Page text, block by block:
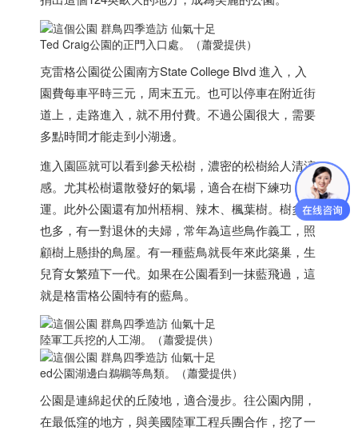
Ted Craig公園的正門入口處。（蕭愛提供）
克雷格公園從公園南方State College Blvd 進入，入
園費每車平時三元，周末五元。也可以停車在附近街
道上，走路進入，就不用付費。不過公園很大，需要
多點時間才能走到小湖邊。
進入園區就可以看到參天松樹，濃密的松樹給人清涼
感。尤其松樹還散發好的氣場，適合在樹下練功，晨
運。此外公園還有加州梧桐、辣木、楓葉樹。樹多鳥
也多，有一對退休的夫婦，常年為這些鳥作義工，照
顧樹上懸掛的鳥屋。有一種藍鳥就長年來此築巢，生
兒育女繁殖下一代。如果在公園看到一抹藍飛過，這
就是格雷格公園特有的藍鳥。
陸軍工兵挖的人工湖。（蕭愛提供）
ed公園湖邊白鵜鶘等鳥類。（蕭愛提供）
公園是連綿起伏的丘陵地，適合漫步。往公園內開，
在最低窪的地方，與美國陸軍工程兵團合作，挖了一